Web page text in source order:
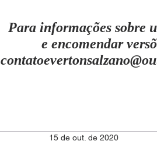
Para informações sobre
e encomendar
15 de out. de 2020